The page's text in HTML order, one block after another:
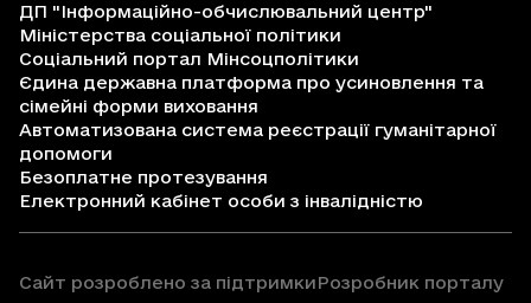
ДП "Інформаційно-обчислювальний центр"
Міністерства соціальної політики
Соціальний портал Мінсоцполітики
Єдина державна платформа про усиновлення та
сімейні форми виховання
Автоматизована система реєстрації гуманітарної
допомоги
Безоплатне протезування
Електронний кабінет особи з інвалідністю
Сайт розроблено за підтримкиРозробник порталу